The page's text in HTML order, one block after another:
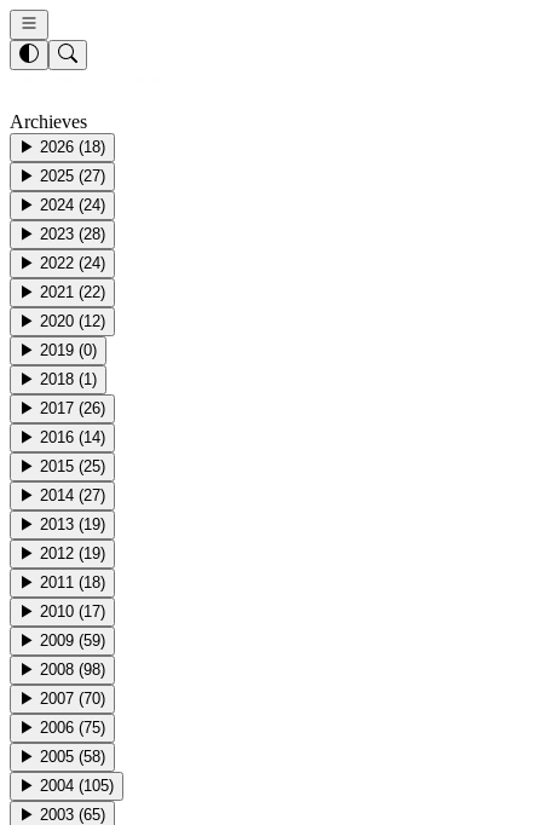
Archieves
▶ 2026 (18)
▶ 2025 (27)
▶ 2024 (24)
▶ 2023 (28)
▶ 2022 (24)
▶ 2021 (22)
▶ 2020 (12)
▶ 2019 (0)
▶ 2018 (1)
▶ 2017 (26)
▶ 2016 (14)
▶ 2015 (25)
▶ 2014 (27)
▶ 2013 (19)
▶ 2012 (19)
▶ 2011 (18)
▶ 2010 (17)
▶ 2009 (59)
▶ 2008 (98)
▶ 2007 (70)
▶ 2006 (75)
▶ 2005 (58)
▶ 2004 (105)
▶ 2003 (65)